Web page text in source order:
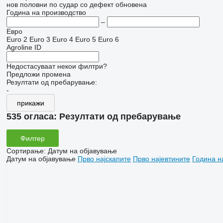
нов половни по судар со дефект обновена
Година на производство
–
Евро
Euro 2 Euro 3 Euro 4 Euro 5 Euro 6
Agroline ID
Недостасуваат некои филтри?
Предложи промена
Резултати од пребарување:
-
прикажи
535 огласа: Резултати од пребарување
Филтер
Сортирање: Датум на објавување
Датум на објавување Прво најскапите Прво најевтините Година